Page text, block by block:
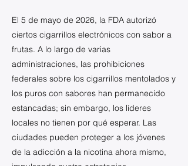
El 5 de mayo de 2026, la FDA autorizó
ciertos cigarrillos electrónicos con sabor a
frutas. A lo largo de varias
administraciones, las prohibiciones
federales sobre los cigarrillos mentolados y
los puros con sabores han permanecido
estancadas; sin embargo, los líderes
locales no tienen por qué esperar. Las
ciudades pueden proteger a los jóvenes
de la adicción a la nicotina ahora mismo,